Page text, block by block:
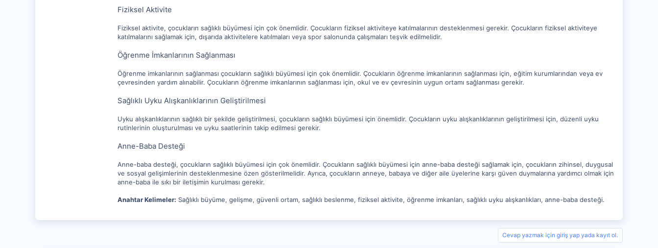
Fiziksel Aktivite
Fiziksel aktivite, çocukların sağlıklı büyümesi için çok önemlidir. Çocukların fiziksel aktiviteye katılmalarının desteklenmesi gerekir. Çocukların fiziksel aktiviteye
katılmalarını sağlamak için, dışarıda aktivitelere katılmaları veya spor salonunda çalışmaları teşvik edilmelidir.
Öğrenme İmkanlarının Sağlanması
Öğrenme imkanlarının sağlanması çocukların sağlıklı büyümesi için çok önemlidir. Çocukların öğrenme imkanlarının sağlanması için, eğitim kurumlarından veya ev
çevresinden yardım alınabilir. Çocukların öğrenme imkanlarının sağlanması için, okul ve ev çevresinin uygun ortamı sağlanması gerekir.
Sağlıklı Uyku Alışkanlıklarının Geliştirilmesi
Uyku alışkanlıklarının sağlıklı bir şekilde geliştirilmesi, çocukların sağlıklı büyümesi için önemlidir. Çocukların uyku alışkanlıklarının geliştirilmesi için, düzenli uyku
rutinlerinin oluşturulması ve uyku saatlerinin takip edilmesi gerekir.
Anne-Baba Desteği
Anne-baba desteği, çocukların sağlıklı büyümesi için çok önemlidir. Çocukların sağlıklı büyümesi için anne-baba desteği sağlamak için, çocukların zihinsel, duygusal
ve sosyal gelişimlerinin desteklenmesine özen gösterilmelidir. Ayrıca, çocukların anneye, babaya ve diğer aile üyelerine karşı güven duymalarına yardımcı olmak için
anne-baba ile sıkı bir iletişimin kurulması gerekir.
Anahtar Kelimeler: Sağlıklı büyüme, gelişme, güvenli ortam, sağlıklı beslenme, fiziksel aktivite, öğrenme imkanları, sağlıklı uyku alışkanlıkları, anne-baba desteği.
Cevap yazmak için giriş yap yada kayıt ol.